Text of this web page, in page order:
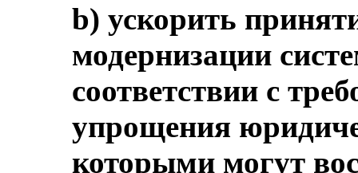
b) ускорить
модернизации
соответствии с
упрощения
которыми могут